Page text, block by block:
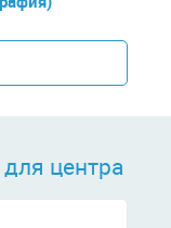
центра